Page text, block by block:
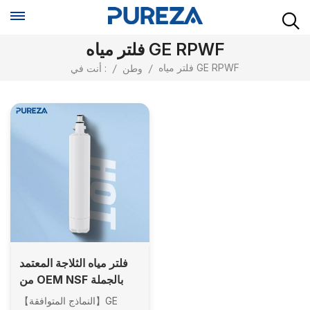
فلتر مياه GE RPWF
أنت في : / وطن / فلتر مياه GE RPWF
فلتر مياه الثلاجة المعتمد
من OEM NSF بالجملة
متوافق مع GE RPWF
【النماذج المتوافقة】GE